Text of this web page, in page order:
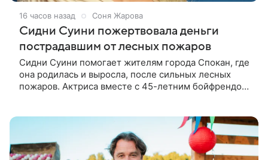
16 часов назад Соня Жарова
Сидни Суини пожертвовала деньги
пострадавшим от лесных пожаров
Сидни Суини помогает жителям города Спокан, где
она родилась и выросла, после сильных лесных
пожаров. Актриса вместе с 45-летним бойфрендом